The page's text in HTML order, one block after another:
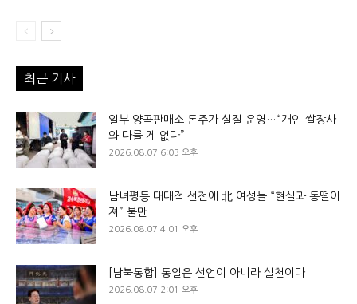
최근 기사
일부 양곡판매소 돈주가 실질 운영…“개인 쌀장사
와 다를 게 없다”
2026.08.07 6:03 오후
남녀평등 대대적 선전에 北 여성들 “현실과 동떨어
져” 불만
2026.08.07 4:01 오후
[남북통합] 통일은 선언이 아니라 실천이다
2026.08.07 2:01 오후